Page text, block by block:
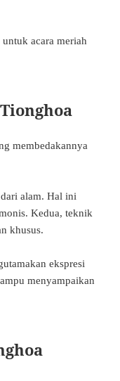
acara meriah
membedakannya
dari alam. Hal ini
Kedua, teknik
khusus.
ekspresi
menyampaikan